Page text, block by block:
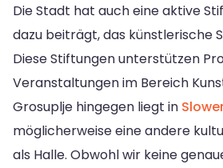
Die Stadt hat auch eine aktive
dazu beiträgt, das künstlerische
Diese Stiftungen unterstützen
Veranstaltungen im Bereich
Grosuplje hingegen liegt in
möglicherweise eine andere
als Halle. Obwohl wir keine